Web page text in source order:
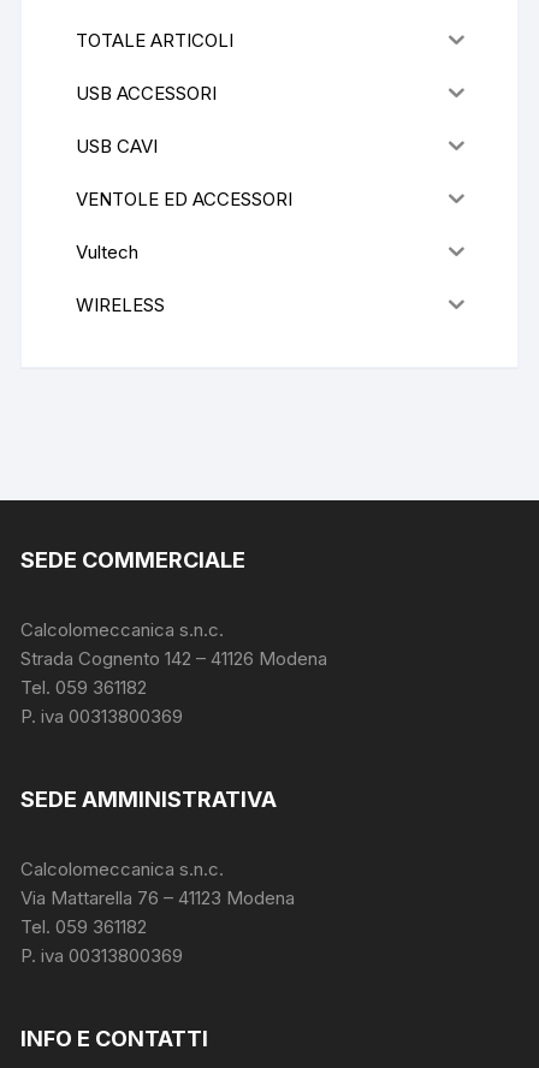
TOTALE ARTICOLI
USB ACCESSORI
USB CAVI
VENTOLE ED ACCESSORI
Vultech
WIRELESS
SEDE COMMERCIALE
Calcolomeccanica s.n.c.
Strada Cognento 142 – 41126 Modena
Tel. 059 361182
P. iva 00313800369
SEDE AMMINISTRATIVA
Calcolomeccanica s.n.c.
Via Mattarella 76 – 41123 Modena
Tel. 059 361182
P. iva 00313800369
INFO E CONTATTI